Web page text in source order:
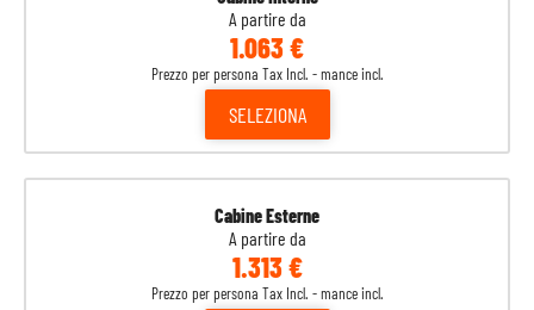
A partire da
1.063 €
Prezzo per persona Tax Incl. - mance incl.
SELEZIONA
Cabine Esterne
A partire da
1.313 €
Prezzo per persona Tax Incl. - mance incl.
Kiel